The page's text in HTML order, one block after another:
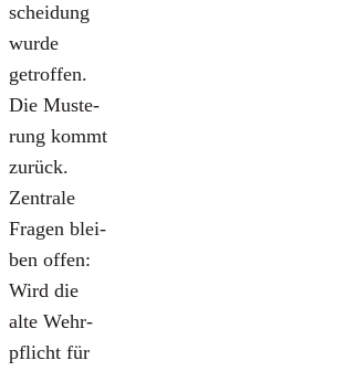
schei­dung
wur­de
getrof­fen.
Die Mus­te­
rung kommt
zurück.
Zen­tra­le
Fra­gen blei­
ben offen:
Wird die
alte Wehr­
pflicht für